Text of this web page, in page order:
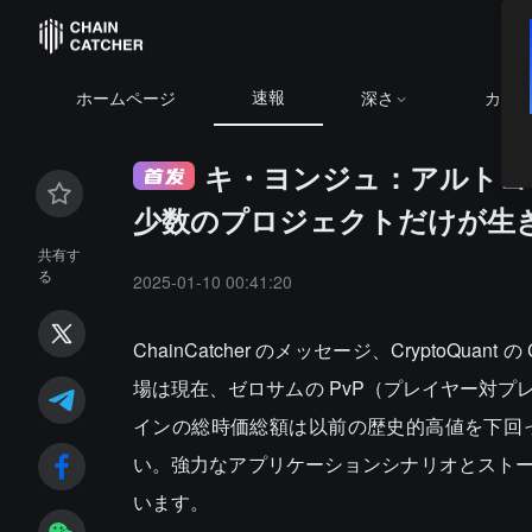
ホームページ 速報 深さ カレ
BTC $65,033.06+0.25%
共有す
る
キ・ヨンジュ：アルト
少数のプロジェクトだけが生
2025-01-10 00:41:20
ChainCatcher のメッセージ、CryptoQuant
場は現在、ゼロサムの PvP（プレイヤー対プ
インの総時価総額は以前の歴史的高値を下
い。強力なアプリケーションシナリオとスト
います。